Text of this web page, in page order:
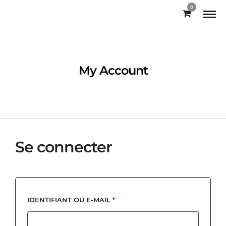
0
My Account
Se connecter
IDENTIFIANT OU E-MAIL *OBLIGATOIRE